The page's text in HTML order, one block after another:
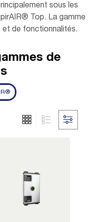
sous les
Top. La gamme
et de fonctionnalités.
de